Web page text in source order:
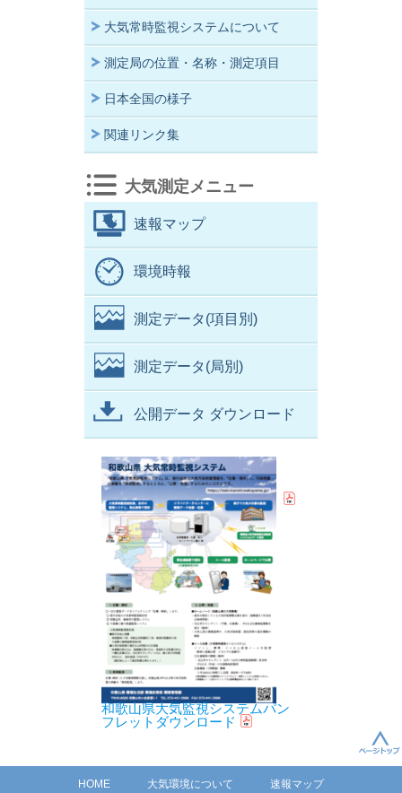
大気常時監視システムについて
測定局の位置・名称・測定項目
日本全国の様子
関連リンク集
大気測定メニュー
速報マップ
環境時報
測定データ(項目別)
測定データ(局別)
公開データ ダウンロード
和歌山県大気監視システムパン
フレットダウンロード
HOME 大気環境について 速報マップ